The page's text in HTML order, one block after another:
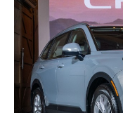
賽車新聞
汽車改裝
輪胎特區
促銷訊息